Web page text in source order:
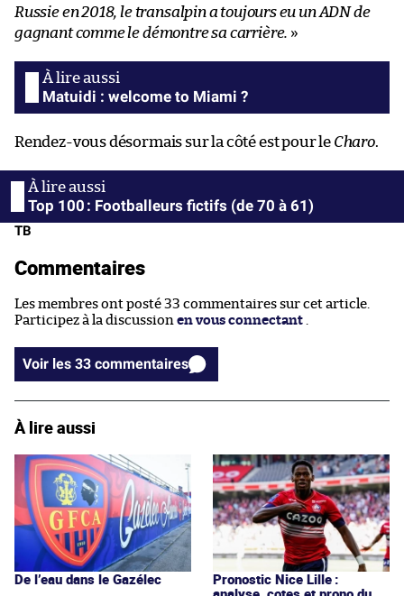
Russie en 2018, le transalpin a toujours eu un ADN de
gagnant comme le démontre sa carrière. »
Matuidi : welcome to Miami ?
Rendez-vous désormais sur la côté est pour le Charo.
Top 100 : Footballeurs fictifs (de 70 à 61)
TB
Commentaires
Les membres ont posté 33 commentaires sur cet article.
Participez à la discussion en vous connectant
Voir les 33 commentaires
À lire aussi
De l’eau dans le Gazélec
Pronostic Nice Lille :